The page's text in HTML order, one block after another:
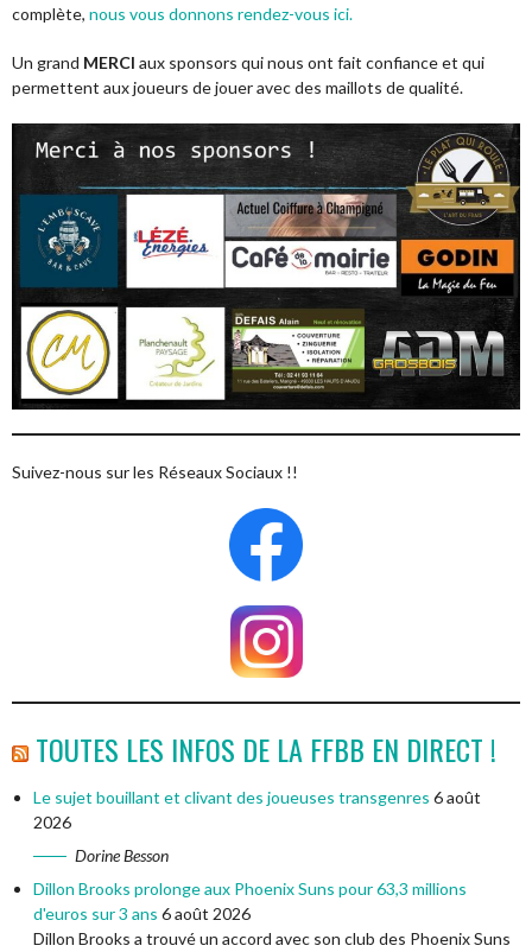
complète, nous vous donnons rendez-vous ici.
Un grand MERCI aux sponsors qui nous ont fait confiance et qui
permettent aux joueurs de jouer avec des maillots de qualité.
Suivez-nous sur les Réseaux Sociaux !!
TOUTES LES INFOS DE LA FFBB EN DIRECT !
Le sujet bouillant et clivant des joueuses transgenres 6 août
2026
Dorine Besson
Dillon Brooks prolonge aux Phoenix Suns pour 63,3 millions
d'euros sur 3 ans 6 août 2026
Dillon Brooks a trouvé un accord avec son club des Phoenix Suns